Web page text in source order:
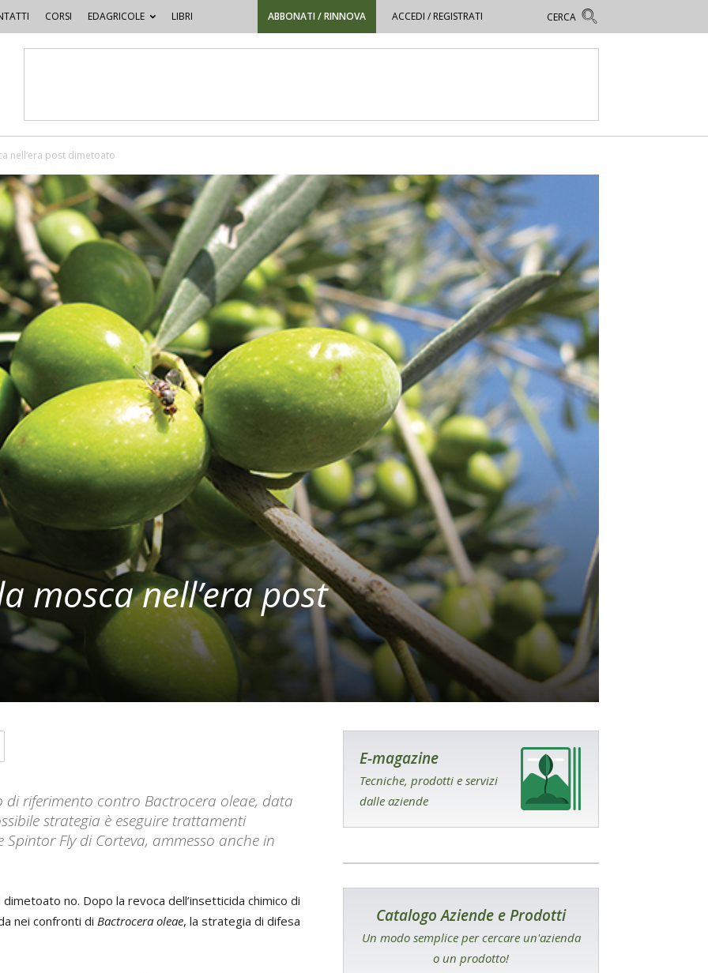
CORSI EDAGRICOLE LIBRI ABBONATI / RINNOVA ACCEDI / REGISTRATI
nell’era post dimetoato
mosca nell’era post
di riferimento contro Bactrocera oleae, data
strategia è eseguire trattamenti
Fly di Corteva, ammesso anche in
no. Dopo la revoca dell’insetticida chimico di
nei confronti di Bactrocera oleae, la strategia di difesa
E-magazine
Tecniche, prodotti e servizi
dalle aziende
Catalogo Aziende e Prodotti
Un modo semplice per cercare un'azienda
o un prodotto!